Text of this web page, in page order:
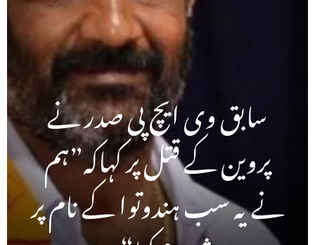
سابق وی ایچ پی صدر نے
پروین کے قتل پر کہاکہ”ہم
نے یہ سب ہندوتوا کے نام پر